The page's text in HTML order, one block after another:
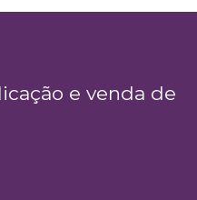
e venda de